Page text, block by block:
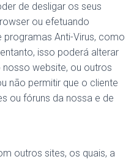
de desligar os seus
ou efetuando
Anti-Virus, como
isso poderá alterar
website, ou outros
não permitir que o cliente
ou fóruns da nossa e de
outros sites, os quais, a